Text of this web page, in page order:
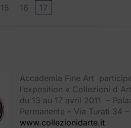
15 16 17
Accademia Fine Art
l’exposition « Collezioni d
du 13 au 17 avril 2011 –
Permanente – Via Turati 34 –
www.collezionidarte.it